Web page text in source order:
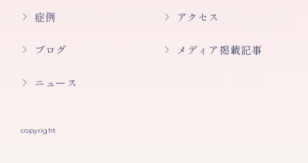
症例 アクセス
ブログ メディア掲載記事
ニュース
copyright